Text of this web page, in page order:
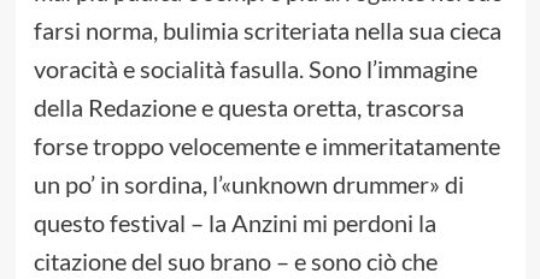
farsi norma, bulimia scriteriata nella sua cieca
voracità e socialità fasulla. Sono l’immagine
della Redazione e questa oretta, trascorsa
forse troppo velocemente e immeritatamente
un po’ in sordina, l’«unknown drummer» di
questo festival – la Anzini mi perdoni la
citazione del suo brano – e sono ciò che